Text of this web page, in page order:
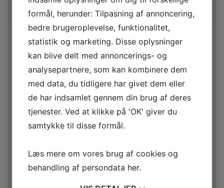
OBH Nordica Vakuumposer
To tuller vakuumposer på 28 cm x 3 m. Kan bruges til
opbevaring af din mad, i mikroovnen og i kogende vand.
Type
Vakuumposer
Bredde
Antal
149,-
formål, herunder: Tilpasning af annoncering,
bedre brugeroplevelse, funktionalitet,
statistik og marketing. Disse oplysninger
kan blive delt med annoncerings- og
analysepartnere, som kan kombinere dem
med data, du tidligere har givet dem eller
de har indsamlet gennem din brug af deres
tjenester. Ved at klikke på 'OK' giver du
samtykke til disse formål.
Læs mere om vores brug af cookies og
behandling af persondata her.